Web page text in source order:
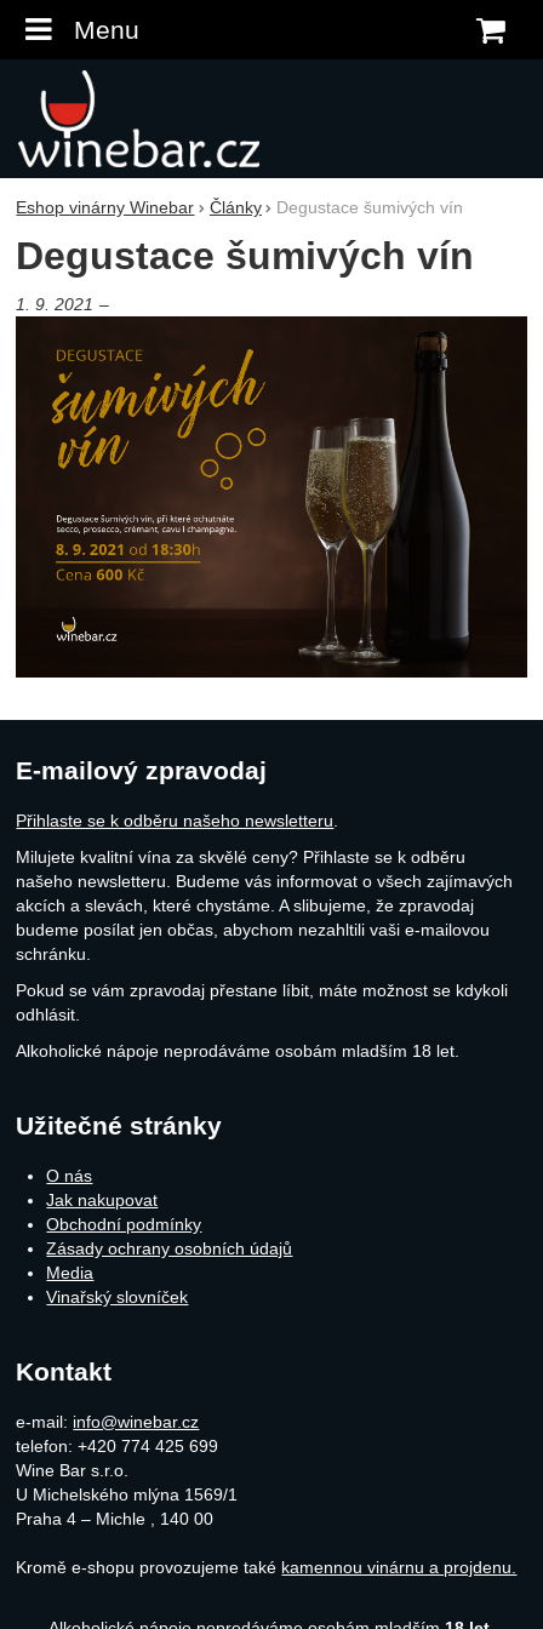
Menu
Eshop vinárny Winebar Články Degustace šumivých vín
Degustace šumivých vín
1. 9. 2021
E-mailový zpravodaj
Přihlaste se k odběru našeho newsletteru
Milujete kvalitní vína za skvělé ceny? Přihlaste se k odběru
našeho newsletteru. Budeme vás informovat o všech zajímavých
akcích a slevách, které chystáme. A slibujeme, že zpravodaj
budeme posílat jen občas, abychom nezahltili vaši e-mailovou
schránku.
Pokud se vám zpravodaj přestane líbit, máte možnost se kdykoli
odhlásit.
Alkoholické nápoje neprodáváme osobám mladším 18 let.
Užitečné stránky
O nás
Jak nakupovat
Obchodní podmínky
Zásady ochrany osobních údajů
Media
Vinařský slovníček
Kontakt
e-mail: info@winebar.cz
telefon: +420 774 425 699
Wine Bar s.r.o.
U Michelského mlýna 1569/1
Praha 4 – Michle
140 00
Kromě e-shopu provozujeme také kamennou vinárnu a projdenu.